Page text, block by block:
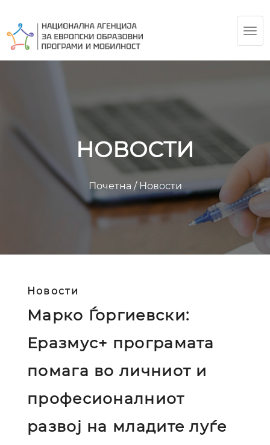
НОВОСТИ
Почетна /Новости
Новости
Марко Ѓоргиевски:
Еразмус+ програмата
помага во личниот и
професионалниот
развој на младите луѓе